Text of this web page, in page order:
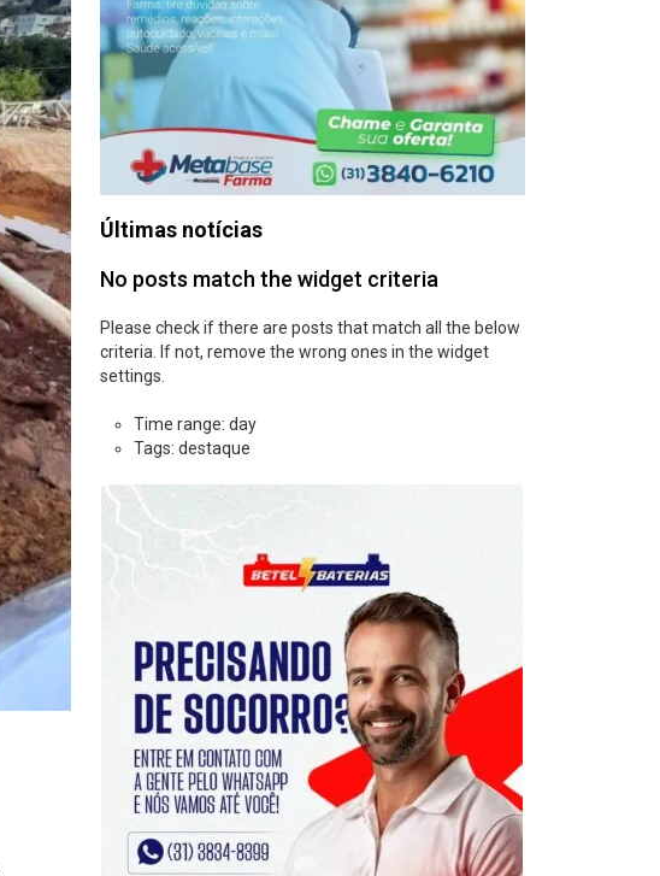
Últimas notícias
No posts match the widget criteria
Please check if there are posts that match all the below
criteria. If not, remove the wrong ones in the widget
settings.
Time range: day
Tags: destaque